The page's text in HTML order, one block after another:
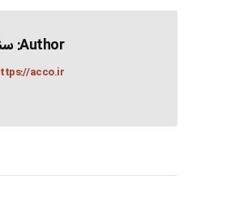
Author:
acco.ir